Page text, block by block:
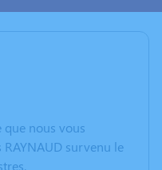
que nous vous
RAYNAUD survenu le